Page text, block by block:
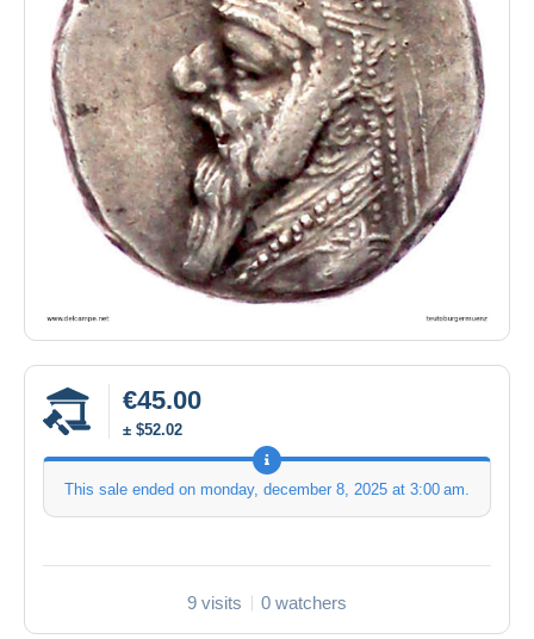
€45.00
± $52.02
This sale ended on monday, december 8, 2025 at 3:00 am.
9 visits 0 watchers